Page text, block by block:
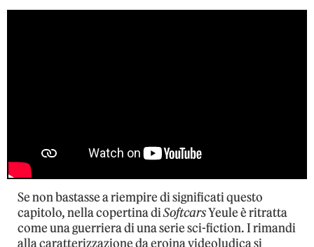
Se non bastasse a riempire di significati questo
capitolo, nella copertina diSoftcarsYeule è ritratta
come una guerriera di una serie sci-fiction. I rimandi
alla caratterizzazione da eroina videoludica si